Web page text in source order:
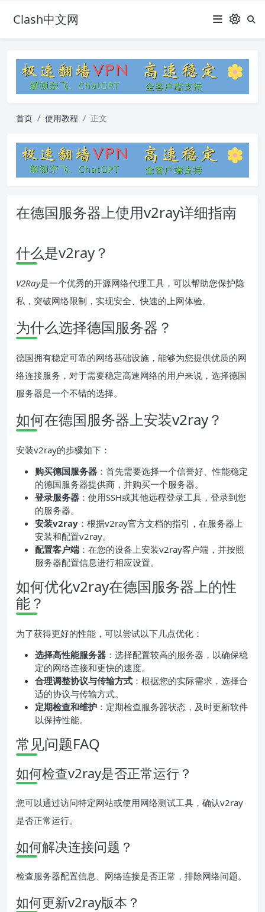
Clash中文网
首页 使用教程 正文
在德国服务器上使用v2ray详细指南
什么是v2ray？
V2Ray是一个优秀的开源网络代理工具，可以帮助您保护隐
私，突破网络限制，实现安全、快速的上网体验。
为什么选择德国服务器？
德国拥有稳定可靠的网络基础设施，能够为您提供优质的网
络连接服务，对于需要稳定高速网络的用户来说，选择德国
服务器是一个不错的选择。
如何在德国服务器上安装v2ray？
安装v2ray的步骤如下：
购买德国服务器 ：首先需要选择一个信誉好、性能稳定
的德国服务器提供商，并购买一个服务器。
登录服务器 ：使用SSH或其他远程登录工具，登录到您
的服务器。
安装v2ray ：根据v2ray官方文档的指引，在服务器上
安装和配置v2ray。
配置客户端 ：在您的设备上安装v2ray客户端，并按照
服务器配置信息进行相应设置。
如何优化v2ray在德国服务器上的性
能？
为了获得更好的性能，可以尝试以下几点优化：
选择高性能服务器 ：选择配置较高的服务器，以确保稳
定的网络连接和更快的速度。
合理调整协议与传输方式 ：根据您的实际需求，选择合
适的协议与传输方式。
定期检查和维护 ：定期检查服务器状态，及时更新软件
以保持性能。
常见问题FAQ
如何检查v2ray是否正常运行？
您可以通过访问特定网站或使用网络测试工具，确认v2ray
是否正常运行。
如何解决连接问题？
检查服务器配置信息、网络连接是否正常，排除网络问题。
如何更新v2ray版本？